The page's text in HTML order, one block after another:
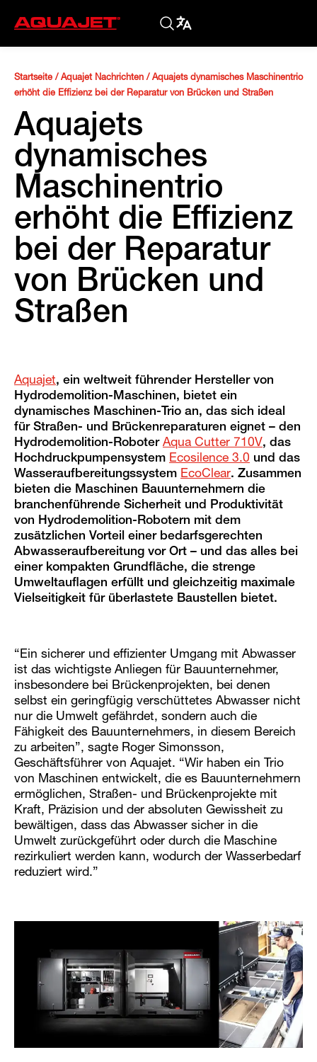
Startseite / Aquajet Nachrichten / Aquajets dynamisches Maschinentrio
erhöht die Effizienz bei der Reparatur von Brücken und Straßen
Aquajets
dynamisches
Maschinentrio
erhöht die Effizienz
bei der Reparatur
von Brücken und
Straßen
Aquajet, ein weltweit führender Hersteller von
Hydrodemolition-Maschinen, bietet ein
dynamisches Maschinen-Trio an, das sich ideal
für Straßen- und Brückenreparaturen eignet – den
Hydrodemolition-Roboter Aqua Cutter 710V, das
Hochdruckpumpensystem Ecosilence 3.0 und das
Wasseraufbereitungssystem EcoClear. Zusammen
bieten die Maschinen Bauunternehmern die
branchenführende Sicherheit und Produktivität
von Hydrodemolition-Robotern mit dem
zusätzlichen Vorteil einer bedarfsgerechten
Abwasseraufbereitung vor Ort – und das alles bei
einer kompakten Grundfläche, die strenge
Umweltauflagen erfüllt und gleichzeitig maximale
Vielseitigkeit für überlastete Baustellen bietet.
“Ein sicherer und effizienter Umgang mit Abwasser
ist das wichtigste Anliegen für Bauunternehmer,
insbesondere bei Brückenprojekten, bei denen
selbst ein geringfügig verschüttetes Abwasser nicht
nur die Umwelt gefährdet, sondern auch die
Fähigkeit des Bauunternehmers, in diesem Bereich
zu arbeiten”, sagte Roger Simonsson,
Geschäftsführer von Aquajet. “Wir haben ein Trio
von Maschinen entwickelt, die es Bauunternehmern
ermöglichen, Straßen- und Brückenprojekte mit
Kraft, Präzision und der absoluten Gewissheit zu
bewältigen, dass das Abwasser sicher in die
Umwelt zurückgeführt oder durch die Maschine
rezirkuliert werden kann, wodurch der Wasserbedarf
reduziert wird.”